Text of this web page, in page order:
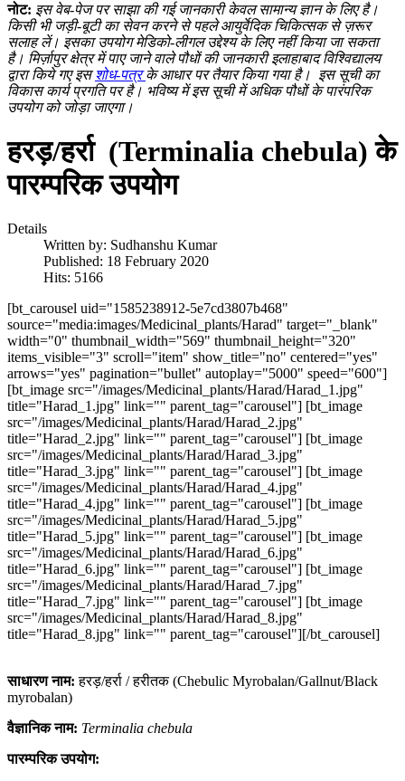
नोट: इस वेब-पेज पर साझा की गई जानकारी केवल सामान्य ज्ञान के लिए है।
किसी भी जड़ी-बूटी का सेवन करने से पहले आयुर्वेदिक चिकित्सक से ज़रूर
सलाह लें। इसका उपयोग मेडिको-लीगल उद्देश्य के लिए नहीं किया जा सकता
है। मिर्ज़ापुर क्षेत्र में पाए जाने वाले पौधों की जानकारी इलाहाबाद विश्विद्यालय
द्वारा किये गए इसशोध-पत्रके आधार पर तैयार किया गया है। इस सूची का
विकास कार्य प्रगति पर है। भविष्य में इस सूची में अधिक पौधों के पारंपरिक
उपयोग को जोड़ा जाएगा।
हरड़/हर्रा (Terminalia chebula) के
पारम्परिक उपयोग
Details
Written by: Sudhanshu Kumar
Published: 18 February 2020
Hits: 5166
[bt_carousel uid="1585238912-5e7cd3807b468"
source="media:images/Medicinal_plants/Harad" target="_blank"
width="0" thumbnail_width="569" thumbnail_height="320"
items_visible="3" scroll="item" show_title="no" centered="yes"
arrows="yes" pagination="bullet" autoplay="5000" speed="600"]
[bt_image src="/images/Medicinal_plants/Harad/Harad_1.jpg"
title="Harad_1.jpg" link="" parent_tag="carousel"] [bt_image
src="/images/Medicinal_plants/Harad/Harad_2.jpg"
title="Harad_2.jpg" link="" parent_tag="carousel"] [bt_image
src="/images/Medicinal_plants/Harad/Harad_3.jpg"
title="Harad_3.jpg" link="" parent_tag="carousel"] [bt_image
src="/images/Medicinal_plants/Harad/Harad_4.jpg"
title="Harad_4.jpg" link="" parent_tag="carousel"] [bt_image
src="/images/Medicinal_plants/Harad/Harad_5.jpg"
title="Harad_5.jpg" link="" parent_tag="carousel"] [bt_image
src="/images/Medicinal_plants/Harad/Harad_6.jpg"
title="Harad_6.jpg" link="" parent_tag="carousel"] [bt_image
src="/images/Medicinal_plants/Harad/Harad_7.jpg"
title="Harad_7.jpg" link="" parent_tag="carousel"] [bt_image
src="/images/Medicinal_plants/Harad/Harad_8.jpg"
title="Harad_8.jpg" link="" parent_tag="carousel"][/bt_carousel]
साधारण नाम: हरड़/हर्रा / हरीतक (Chebulic Myrobalan/Gallnut/Black
myrobalan)
वैज्ञानिक नाम: Terminalia chebula
पारम्परिक उपयोग: